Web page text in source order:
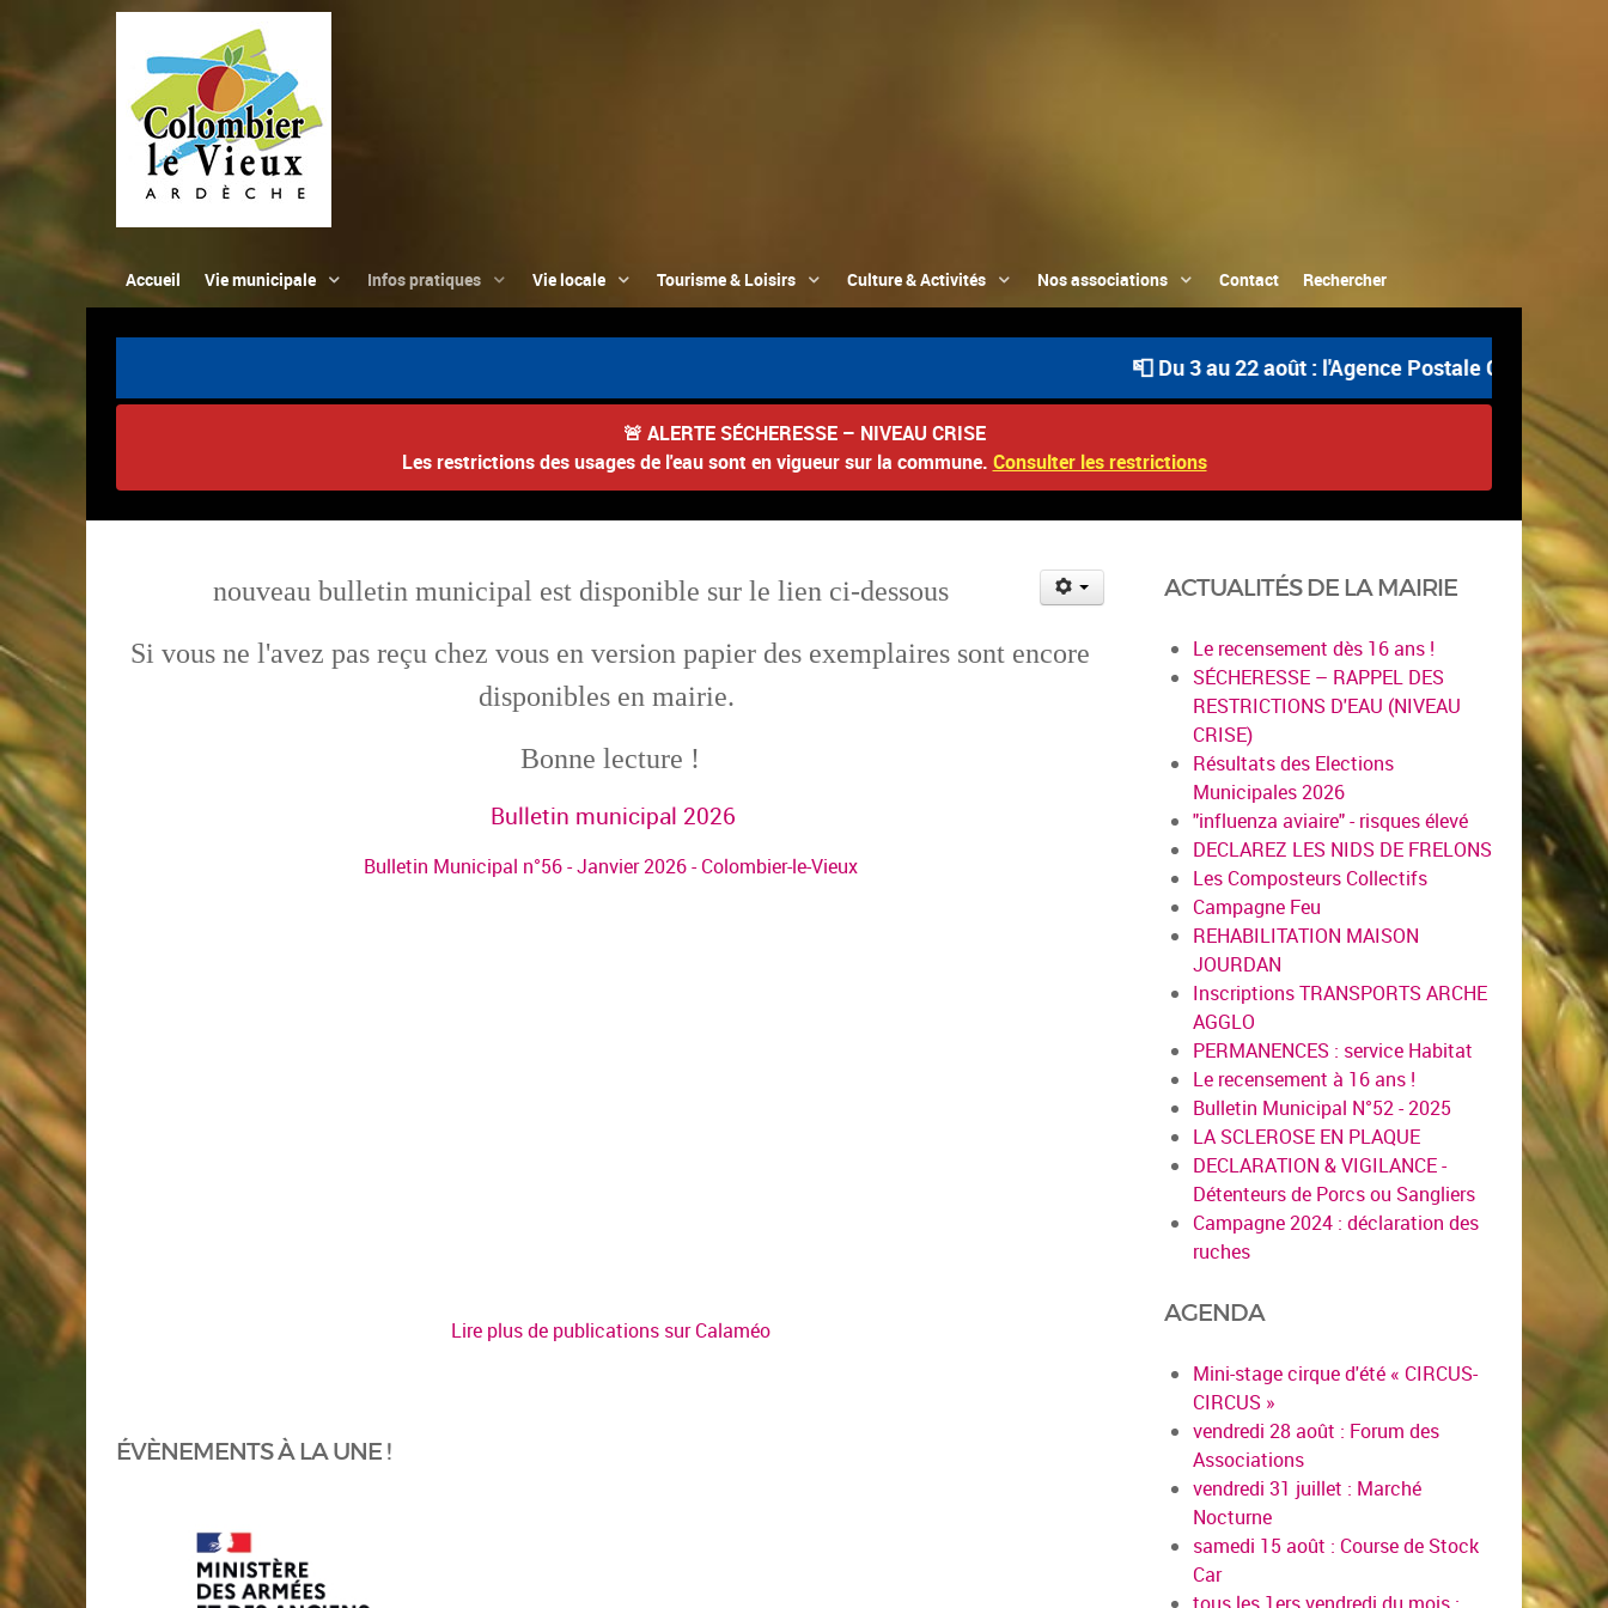
Accueil Vie municipale Infos pratiques Vie locale Tourisme & Loisirs Culture & Activités Nos associations Contact Rechercher
📮 Du 3 au 22 août : l'Agence Postale Communale
🚨 ALERTE SÉCHERESSE – NIVEAU CRISE
Les restrictions des usages de l'eau sont en vigueur sur la commune. Consulter les restrictions
nouveau bulletin municipal est disponible sur le lien ci-dessous
Si vous ne l'avez pas reçu chez vous en version papier des exemplaires sont encore
disponibles en mairie.
Bonne lecture !
Bulletin municipal 2026
Bulletin Municipal n°56 - Janvier 2026 - Colombier-le-Vieux
Lire plus de publications sur Calaméo
ÉVÈNEMENTS À LA UNE !
ACTUALITÉS DE LA MAIRIE
Le recensement dès 16 ans !
SÉCHERESSE – RAPPEL DES
RESTRICTIONS D'EAU (NIVEAU
CRISE)
Résultats des Elections
Municipales 2026
"influenza aviaire" - risques élevé
DECLAREZ LES NIDS DE FRELONS
Les Composteurs Collectifs
Campagne Feu
REHABILITATION MAISON
JOURDAN
Inscriptions TRANSPORTS ARCHE
AGGLO
PERMANENCES : service Habitat
Le recensement à 16 ans !
Bulletin Municipal N°52 - 2025
LA SCLEROSE EN PLAQUE
DECLARATION & VIGILANCE -
Détenteurs de Porcs ou Sangliers
Campagne 2024 : déclaration des
ruches
AGENDA
Mini-stage cirque d'été « CIRCUS-
CIRCUS »
vendredi 28 août : Forum des
Associations
vendredi 31 juillet : Marché
Nocturne
samedi 15 août : Course de Stock
Car